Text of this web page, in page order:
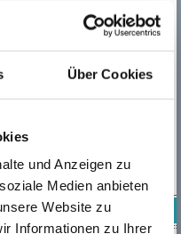
Über Cookies
und Anzeigen zu
Medien anbieten
Website zu
Informationen zu Ihrer